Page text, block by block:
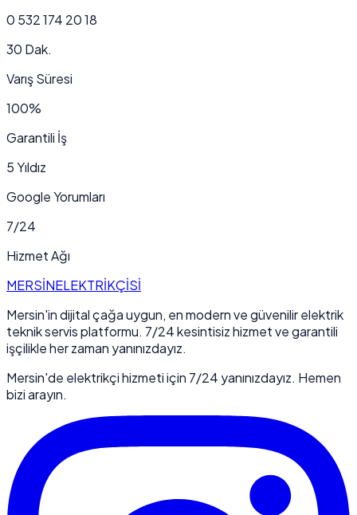
0 532 174 20 18
30 Dak.
Varış Süresi
100%
Garantili İş
5 Yıldız
Google Yorumları
7/24
Hizmet Ağı
MERSİNELEKTRİKÇİSİ
Mersin'in dijital çağa uygun, en modern ve güvenilir elektrik
teknik servis platformu. 7/24 kesintisiz hizmet ve garantili
işçilikle her zaman yanınızdayız.
Mersin'de elektrikçi hizmeti için 7/24 yanınızdayız. Hemen
bizi arayın.